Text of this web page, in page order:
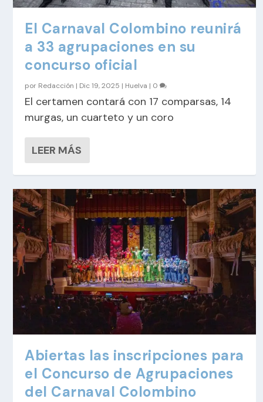
El Carnaval Colombino reunirá
a 33 agrupaciones en su
concurso oficial
por Redacción | Dic 19, 2025 | Huelva | 0
El certamen contará con 17 comparsas, 14
murgas, un cuarteto y un coro
LEER MÁS
Abiertas las inscripciones para
el Concurso de Agrupaciones
del Carnaval Colombino